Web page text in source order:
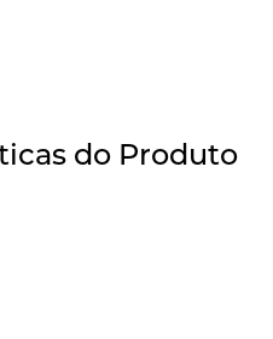
do Produto